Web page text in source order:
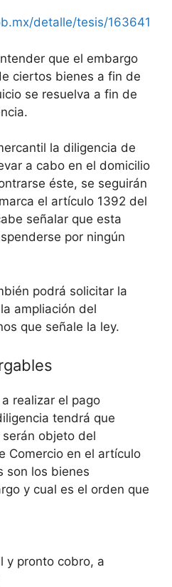
detalle/tesis/163641
que el embargo
ciertos bienes a fin de
se resuelva a fin de
la diligencia de
a cabo en el domicilio
éste, se seguirán
el artículo 1392 del
señalar que esta
por ningún
podrá solicitar la
ampliación del
que señale la ley.
realizar el pago
tendrá que
objeto del
Comercio en el artículo
son los bienes
y cual es el orden que
y pronto cobro, a